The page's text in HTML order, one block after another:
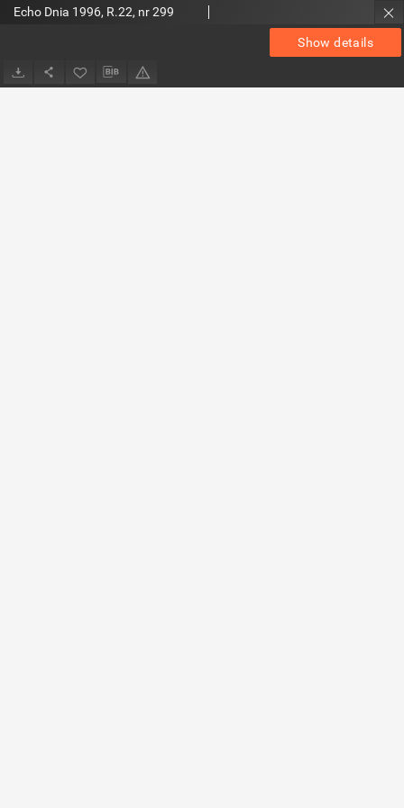
Show details
Echo Dnia 1996, R.22, nr 299